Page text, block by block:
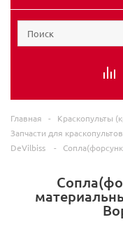
Главная - Краскопульты
Запчасти для краскопультов
DeVilbiss
-